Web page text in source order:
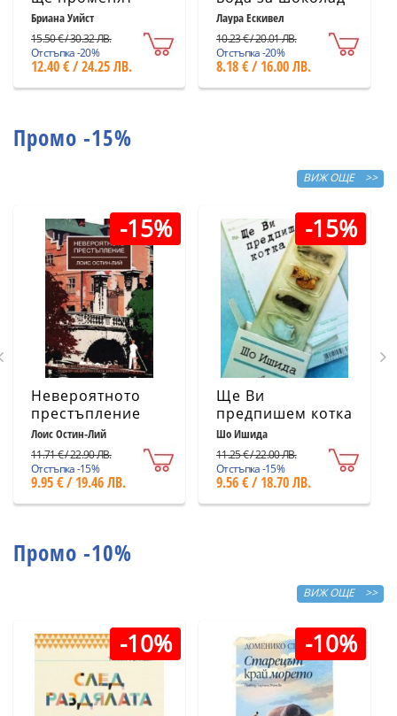
начина ви на
мислене
Бриана Уийст
15.50 € / 30.32 ЛВ.
Отстъпка -20%
12.40 € / 24.25 ЛВ.
(ново издание)
Лаура Ескивел
10.23 € / 20.01 ЛВ.
Отстъпка -20%
8.18 € / 16.00 ЛВ.
Промо -15%
ВИЖ ОЩЕ >>
-15%
Невероятното
престъпление
Лоис Остин-Лий
11.71 € / 22.90 ЛВ.
Отстъпка -15%
9.95 € / 19.46 ЛВ.
-15%
Ще Ви
предпишем котка
Шо Ишида
11.25 € / 22.00 ЛВ.
Отстъпка -15%
9.56 € / 18.70 ЛВ.
Промо -10%
ВИЖ ОЩЕ >>
-10% -10%